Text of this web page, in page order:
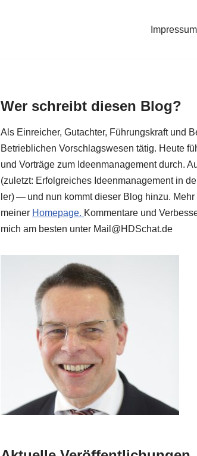
Wer schreibt diesen Blog?
Als Ein­rei­cher, Gut­ach­ter, Füh­rungs­kraft und
Betrieb­li­chen Vor­schlags­we­sen tätig. Heu­te
und Vor­trä­ge zum Ideen­ma­nage­ment durch.
(zuletzt: Erfolg­rei­ches Ideen­ma­nage­ment in
ler) — und nun kommt die­ser Blog hin­zu.
mei­ner Home­page. Kom­men­ta­re und
mich am besten unter Mail@​HDSchat.​de